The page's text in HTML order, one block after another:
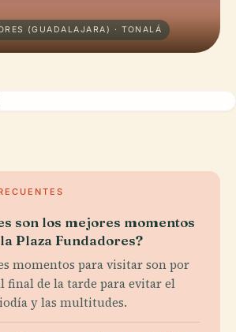
(GUADALAJARA) · TONALÁ
son los mejores momentos
Plaza Fundadores?
momentos para visitar son por
final de la tarde para evitar el
y las multitudes.